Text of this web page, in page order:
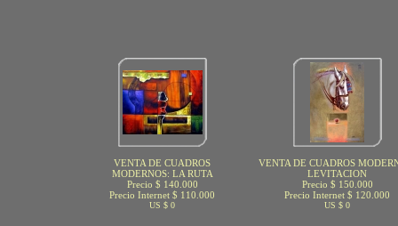
VENTA DE CUADROS
MODERNOS: LA RUTA
Precio $ 140.000
Precio Internet $ 110.000
US $ 0
VENTA DE CUADROS
LEVITACION
Precio $ 150.000
Precio Internet $ 120.000
US $ 0